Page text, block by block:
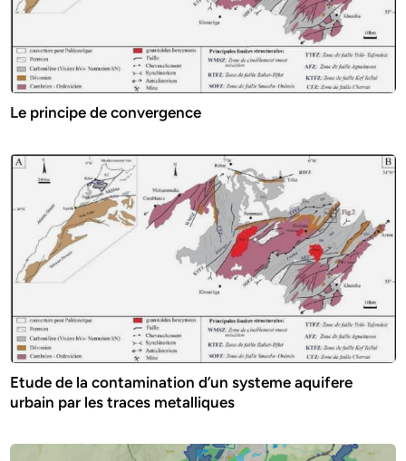
Le principe de convergence
Etude de la contamination d’un systeme aquifere
urbain par les traces metalliques